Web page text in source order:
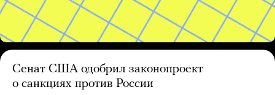
Сенат США одобрил законопроект
о санкциях против России